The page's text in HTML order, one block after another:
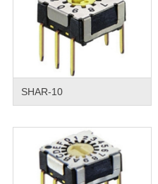
SHAR-10